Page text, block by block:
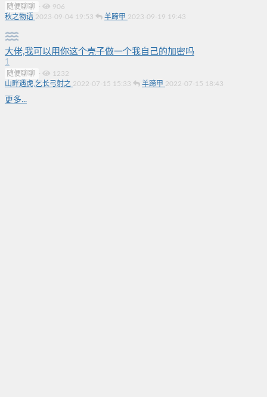
随便聊聊 ·
906
秋之物语 2023-09-04 19:53 羊蹄甲 2023-09-19 19:43
大佬,我可以用你这个壳子做一个我自己的加密吗
1
随便聊聊 ·
1232
山畔遇虎,乞长弓射之 2022-07-15 15:33 羊蹄甲 2022-07-15 18:43
更多...